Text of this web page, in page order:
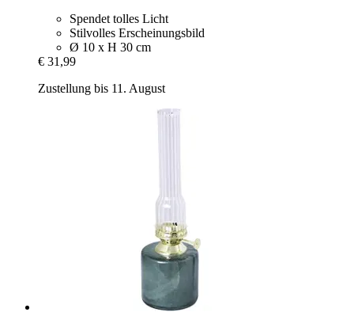
Spendet tolles Licht
Stilvolles Erscheinungsbild
Ø 10 x H 30 cm
€ 31,99
Zustellung bis 11. August